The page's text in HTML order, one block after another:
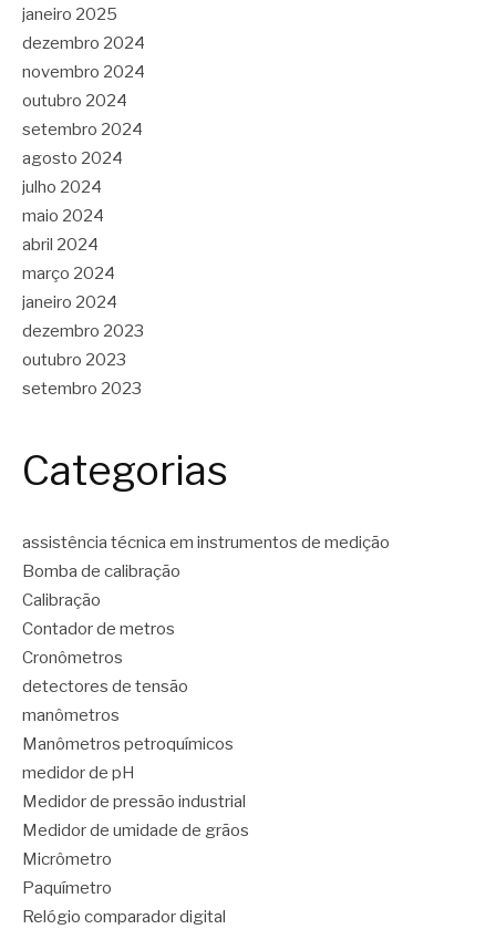
janeiro 2025
dezembro 2024
novembro 2024
outubro 2024
setembro 2024
agosto 2024
julho 2024
maio 2024
abril 2024
março 2024
janeiro 2024
dezembro 2023
outubro 2023
setembro 2023
Categorias
assistência técnica em instrumentos de medição
Bomba de calibração
Calibração
Contador de metros
Cronômetros
detectores de tensão
manômetros
Manômetros petroquímicos
medidor de pH
Medidor de pressão industrial
Medidor de umidade de grãos
Micrômetro
Paquímetro
Relógio comparador digital